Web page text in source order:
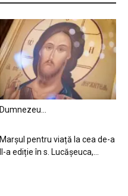
Dumnezeu…
Marșul pentru viață la cea de-a
II-a ediție în s. Lucășeuca,...